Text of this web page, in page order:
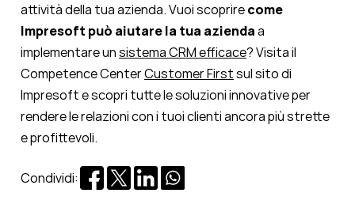
attività della tua azienda. Vuoi scoprirecome
Impresoft può aiutare la tua aziendaa
implementare unsistema CRM efficace? Visita il
Competence CenterCustomer Firstsul sito di
Impresoft e scopri tutte le soluzioni innovative per
rendere le relazioni con i tuoi clienti ancora più strette
e profittevoli.
Condividi: